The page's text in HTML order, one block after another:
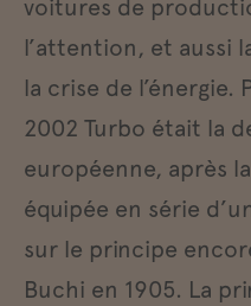
voitures de
l’attention, et aussi
la crise de l’énergie.
2002 Turbo était la
européenne, après
équipée en série
sur le principe
Buchi en 1905. La